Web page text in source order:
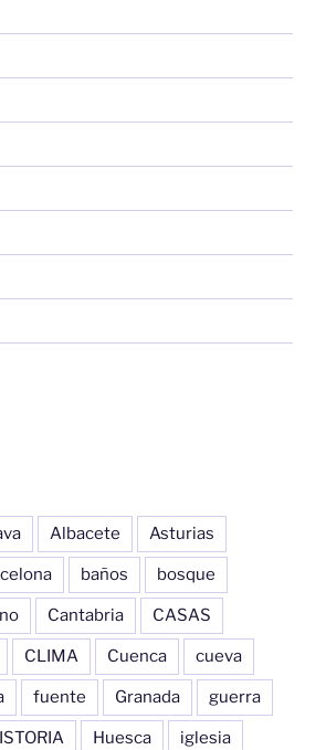
Albacete Asturias
baños bosque
Cantabria CASAS
CLIMA Cuenca cueva
fuente Granada guerra
Huesca iglesia